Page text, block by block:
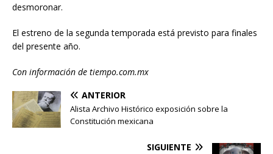
desmoronar.
El estreno de la segunda temporada está previsto para finales
del presente año.
Con información de tiempo.com.mx
ANTERIOR
Alista Archivo Histórico exposición sobre la
Constitución mexicana
SIGUIENTE